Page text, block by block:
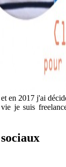
en 2017 j'ai
je suis